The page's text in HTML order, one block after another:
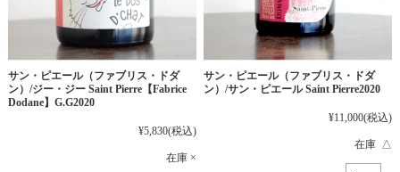
サン・ピエール（ファブリス・ドダ
ン）/ジー・ジー Saint Pierre【Fabrice
Dodane】G.G2020
¥5,830(税込)
在庫 ×
サン・ピエール（ファブリス・ドダ
ン）/サン・ピエール Saint Pierre2020
¥11,000(税込)
在庫 △